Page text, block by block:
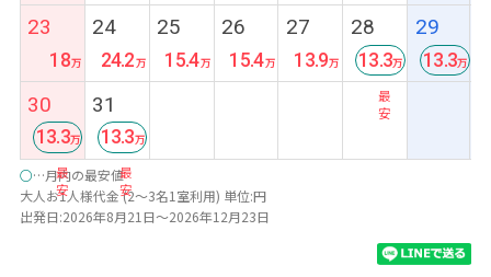
23
18
24
24.2
25
15.4
26
15.4
27
13.9
28
最
安
13.3
29
13.3
30
最
安
13.3
31
最
安
13.3
○…月内の最安値
大人お1人様代金 (2～3名1室利用) 単位:円
出発日:2026年8月21日～2026年12月23日